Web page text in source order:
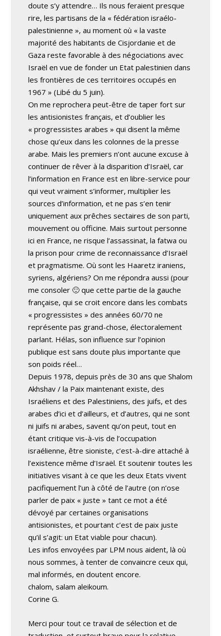
doute s’y attendre… Ils nous feraient presque
rire, les partisans de la « fédération israélo-
palestinienne », au moment où « la vaste
majorité des habitants de Cisjordanie et de
Gaza reste favorable à des négociations avec
Israël en vue de fonder un Etat palestinien dans
les frontières de ces territoires occupés en
1967 » (Libé du 5 juin).
On me reprochera peut-être de taper fort sur
les antisionistes français, et d’oublier les
« progressistes arabes » qui disent la même
chose qu’eux dans les colonnes de la presse
arabe. Mais les premiers n’ont aucune excuse à
continuer de rêver à la disparition d’Israël, car
l’information en France est en libre-service pour
qui veut vraiment s’informer, multiplier les
sources d’information, et ne pas s’en tenir
uniquement aux prêches sectaires de son parti,
mouvement ou officine. Mais surtout personne
ici en France, ne risque l’assassinat, la fatwa ou
la prison pour crime de reconnaissance d’Israël
et pragmatisme. Où sont les Haaretz iraniens,
syriens, algériens? On me répondra aussi (pour
me consoler 🙂 que cette partie de la gauche
française, qui se croit encore dans les combats
« progressistes » des années 60/70 ne
représente pas grand-chose, électoralement
parlant. Hélas, son influence sur l’opinion
publique est sans doute plus importante que
son poids réel…
Depuis 1978, depuis près de 30 ans que Shalom
Akhshav / la Paix maintenant existe, des
Israéliens et des Palestiniens, des juifs, et des
arabes d’ici et d’ailleurs, et d’autres, qui ne sont
ni juifs ni arabes, savent qu’on peut, tout en
étant critique vis-à-vis de l’occupation
israélienne, être sioniste, c’est-à-dire attaché à
l’existence même d’Israël. Et soutenir toutes les
initiatives visant à ce que les deux Etats vivent
pacifiquement l’un à côté de l’autre (on n’ose
parler de paix « juste » tant ce mot a été
dévoyé par certaines organisations
antisionistes, et pourtant c’est de paix juste
qu’il s’agit: un Etat viable pour chacun).
Les infos envoyées par LPM nous aident, là où
nous sommes, à tenter de convaincre ceux qui,
mal informés, en doutent encore.
chalom, salam aleikoum.
Corine G.
Merci pour tout ce travail de sélection et de